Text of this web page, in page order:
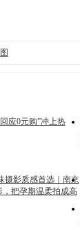
应0元购”冲上热
摄影质感首选｜南京
把孕期温柔拍成高